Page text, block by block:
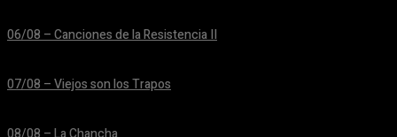
06/08 – Canciones de la Resistencia II
07/08 – Viejos son los Trapos